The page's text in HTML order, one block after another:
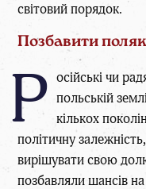
світовий порядок.
Позбавити
Р осійські чи
польській
кількох
політичну
вирішувати свою
позбавляли шансів